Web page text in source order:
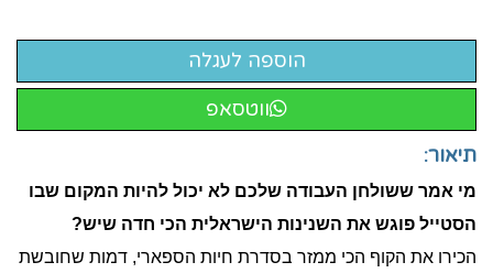
ווטסאפ
תיאור:
מי אמר ששולחן העבודה שלכם לא יכול להיות המקום שבו
הסטייל פוגש את השנינות הישראלית הכי חדה שיש?
הכירו את הקוף הכי ממזר בסדרת חיות הספארי, דמות שחובשת